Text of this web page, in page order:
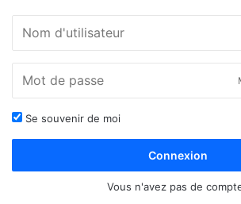
Se souvenir de moi
Connexion
Vous n'avez pas de